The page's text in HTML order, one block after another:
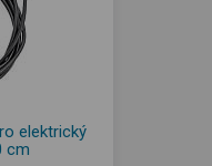
elektrický
cm